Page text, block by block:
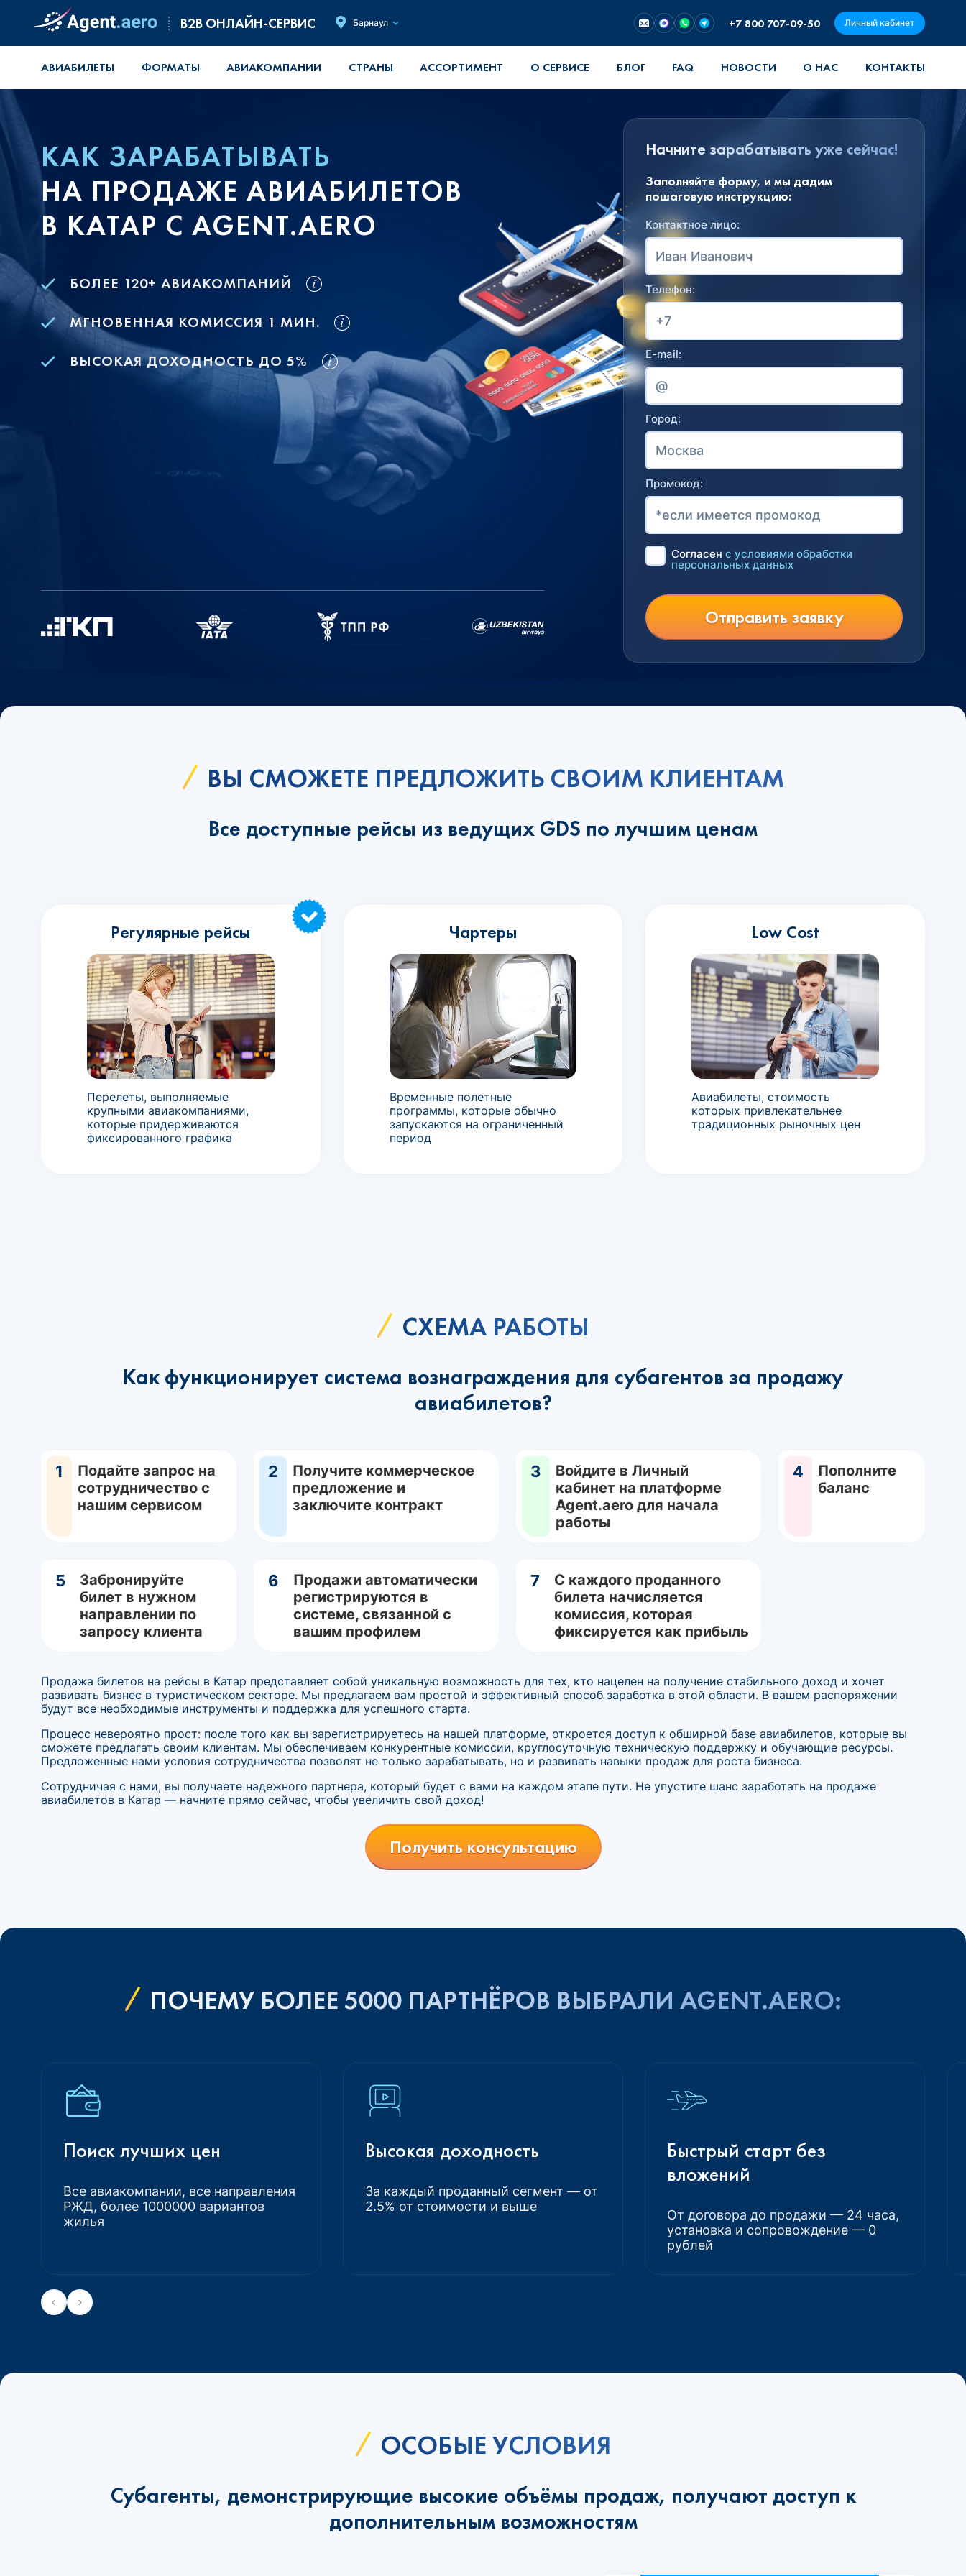
B2B ОНЛАЙН-СЕРВИС Барнаул +7 800 707-09-50 Личный кабинет
АВИАБИЛЕТЫ ФОРМАТЫ АВИАКОМПАНИИ СТРАНЫ АССОРТИМЕНТ О СЕРВИСЕ БЛОГ FAQ НОВОСТИ О НАС КОНТАКТЫ
КАК ЗАРАБАТЫВАТЬ
НА ПРОДАЖЕ АВИАБИЛЕТОВ
В КАТАР С AGENT.AERO
БОЛЕЕ 120+ АВИАКОМПАНИЙ
МГНОВЕННАЯ КОМИССИЯ 1 МИН.
ВЫСОКАЯ ДОХОДНОСТЬ ДО 5%
Начните зарабатывать уже сейчас!
Заполняйте форму, и мы дадим
пошаговую инструкцию:
Контактное лицо:
Телефон:
E-mail:
Город:
Промокод:
Согласен с условиями обработки
персональных данных
Отправить заявку
ВЫ СМОЖЕТЕ ПРЕДЛОЖИТЬ СВОИМ КЛИЕНТАМ
Все доступные рейсы из ведущих GDS по лучшим ценам
Регулярные рейсы
Перелеты, выполняемые
крупными авиакомпаниями,
которые придерживаются
фиксированного графика
Чартеры
Временные полетные
программы, которые обычно
запускаются на ограниченный
период
Low Cost
Авиабилеты, стоимость
которых привлекательнее
традиционных рыночных цен
СХЕМА РАБОТЫ
Как функционирует система вознаграждения для субагентов за продажу
авиабилетов?
1
Подайте запрос на
сотрудничество с
нашим сервисом
2
Получите коммерческое
предложение и
заключите контракт
3
Войдите в Личный
кабинет на платформе
Agent.aero для начала
работы
4
Пополните
баланс
5
Забронируйте
билет в нужном
направлении по
запросу клиента
6
Продажи автоматически
регистрируются в
системе, связанной с
вашим профилем
7
С каждого проданного
билета начисляется
комиссия, которая
фиксируется как прибыль
Продажа билетов на рейсы в Катар представляет собой уникальную возможность для тех, кто нацелен на получение стабильного доход и хочет
развивать бизнес в туристическом секторе. Мы предлагаем вам простой и эффективный способ заработка в этой области. В вашем распоряжении
будут все необходимые инструменты и поддержка для успешного старта.
Процесс невероятно прост: после того как вы зарегистрируетесь на нашей платформе, откроется доступ к обширной базе авиабилетов, которые вы
сможете предлагать своим клиентам. Мы обеспечиваем конкурентные комиссии, круглосуточную техническую поддержку и обучающие ресурсы.
Предложенные нами условия сотрудничества позволят не только зарабатывать, но и развивать навыки продаж для роста бизнеса.
Сотрудничая с нами, вы получаете надежного партнера, который будет с вами на каждом этапе пути. Не упустите шанс заработать на продаже
авиабилетов в Катар — начните прямо сейчас, чтобы увеличить свой доход!
Получить консультацию
ПОЧЕМУ БОЛЕЕ 5000 ПАРТНЁРОВ ВЫБРАЛИ AGENT.AERO:
Поиск лучших цен
Все авиакомпании, все направления
РЖД, более 1000000 вариантов
жилья
Высокая доходность
За каждый проданный сегмент — от
2.5% от стоимости и выше
Быстрый старт без
вложений
От договора до продажи — 24 часа,
установка и сопровождение — 0
рублей
ОСОБЫЕ УСЛОВИЯ
Субагенты, демонстрирующие высокие объёмы продаж, получают доступ к
дополнительным возможностям